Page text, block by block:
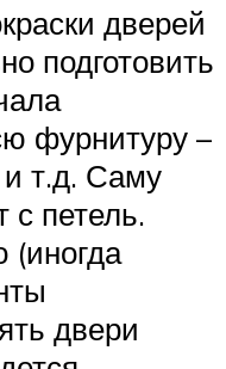
дверей
подготовить
фурнитуру –
и т.д. Саму
с петель.
(иногда
двери